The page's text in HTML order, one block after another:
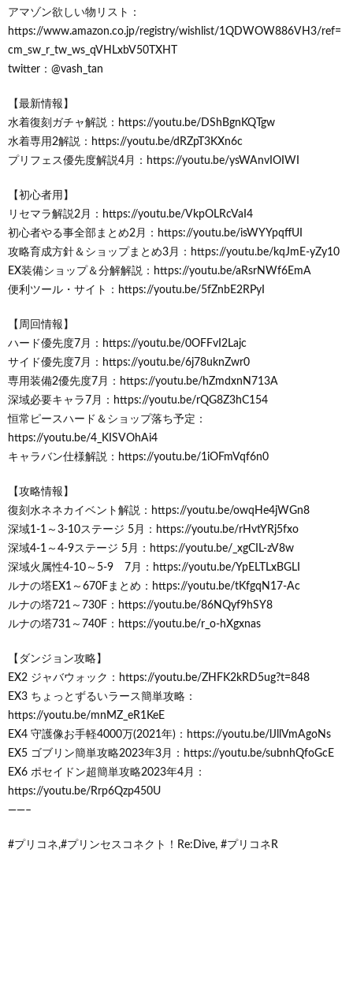
アマゾン欲しい物リスト：
https://www.amazon.co.jp/registry/wishlist/1QDWOW886VH3/ref=
cm_sw_r_tw_ws_qVHLxbV50TXHT
twitter：@vash_tan
【最新情報】
水着復刻ガチャ解説：https://youtu.be/DShBgnKQTgw
水着専用2解説：https://youtu.be/dRZpT3KXn6c
プリフェス優先度解説4月：https://youtu.be/ysWAnvIOIWI
【初心者用】
リセマラ解説2月：https://youtu.be/VkpOLRcVaI4
初心者やる事全部まとめ2月：https://youtu.be/isWYYpqffUI
攻略育成方針＆ショップまとめ3月：https://youtu.be/kqJmE-yZy10
EX装備ショップ＆分解解説：https://youtu.be/aRsrNWf6EmA
便利ツール・サイト：https://youtu.be/5fZnbE2RPyI
【周回情報】
ハード優先度7月：https://youtu.be/0OFFvI2Lajc
サイド優先度7月：https://youtu.be/6j78uknZwr0
専用装備2優先度7月：https://youtu.be/hZmdxnN713A
深域必要キャラ7月：https://youtu.be/rQG8Z3hC154
恒常ピースハード＆ショップ落ち予定：
https://youtu.be/4_KISVOhAi4
キャラバン仕様解説：https://youtu.be/1iOFmVqf6n0
【攻略情報】
復刻水ネネカイベント解説：https://youtu.be/owqHe4jWGn8
深域1-1～3-10ステージ 5月：https://youtu.be/rHvtYRj5fxo
深域4-1～4-9ステージ 5月：https://youtu.be/_xgCIL-zV8w
深域火属性4-10～5-9 7月：https://youtu.be/YpELTLxBGLI
ルナの塔EX1～670Fまとめ：https://youtu.be/tKfgqN17-Ac
ルナの塔721～730F：https://youtu.be/86NQyf9hSY8
ルナの塔731～740F：https://youtu.be/r_o-hXgxnas
【ダンジョン攻略】
EX2 ジャバウォック：https://youtu.be/ZHFK2kRD5ug?t=848
EX3 ちょっとずるいラース簡単攻略：
https://youtu.be/mnMZ_eR1KeE
EX4 守護像お手軽4000万(2021年)：https://youtu.be/lJllVmAgoNs
EX5 ゴブリン簡単攻略2023年3月：https://youtu.be/subnhQfoGcE
EX6 ポセイドン超簡単攻略2023年4月：
https://youtu.be/Rrp6Qzp450U
——–
#プリコネ,#プリンセスコネクト！Re:Dive, #プリコネR